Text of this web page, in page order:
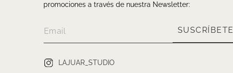
promociones a través de nuestra Newsletter:
SUSCRÍBETE
LAJUAR_STUDIO